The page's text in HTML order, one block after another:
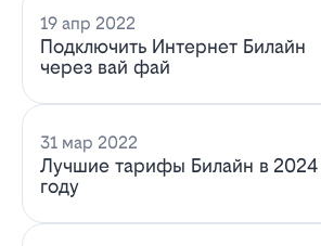
19 апр 2022
Подключить Интернет Билайн
через вай фай
31 мар 2022
Лучшие тарифы Билайн в 2024
году